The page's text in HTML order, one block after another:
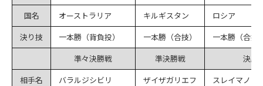
国名
オーストラリア キルギスタン
ロシア
決り技
一本勝（背負投） 一本勝（合技）
一本勝（合技
準々決勝戦
準決勝戦
決勝
相手名
バラルジシビリ ザイザガリエフ
スレイマノフ